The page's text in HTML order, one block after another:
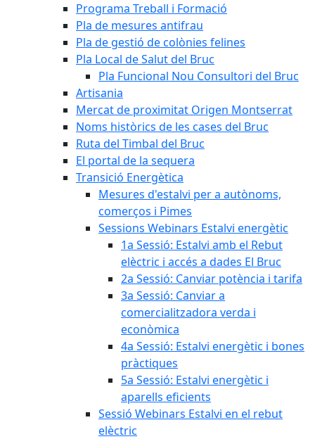
Programa Treball i Formació
Pla de mesures antifrau
Pla de gestió de colònies felines
Pla Local de Salut del Bruc
Pla Funcional Nou Consultori del Bruc
Artisania
Mercat de proximitat Origen Montserrat
Noms històrics de les cases del Bruc
Ruta del Timbal del Bruc
El portal de la sequera
Transició Energètica
Mesures d'estalvi per a autònoms,
comerços i Pimes
Sessions Webinars Estalvi energètic
1a Sessió: Estalvi amb el Rebut
elèctric i accés a dades El Bruc
2a Sessió: Canviar potència i tarifa
3a Sessió: Canviar a
comercialitzadora verda i
econòmica
4a Sessió: Estalvi energètic i bones
pràctiques
5a Sessió: Estalvi energètic i
aparells eficients
Sessió Webinars Estalvi en el rebut
elèctric